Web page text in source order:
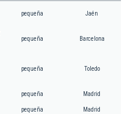
pequeña Jaén
pequeña Barcelona
pequeña Toledo
pequeña Madrid
pequeña Madrid